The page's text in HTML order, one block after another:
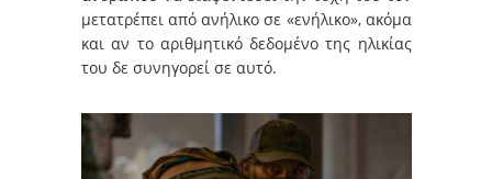
μετατρέπει από ανήλικο σε «ενήλικο», ακόμα
και αν το αριθμητικό δεδομένο της ηλικίας
του δε συνηγορεί σε αυτό.